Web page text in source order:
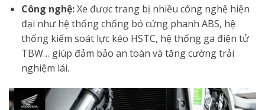
Công nghệ:Xe được trang bị nhiều công nghệ hiện
đại như hệ thống chống bó cứng phanh ABS, hệ
thống kiểm soát lực kéo HSTC, hệ thống ga điện tử
TBW… giúp đảm bảo an toàn và tăng cường trải
nghiệm lái.